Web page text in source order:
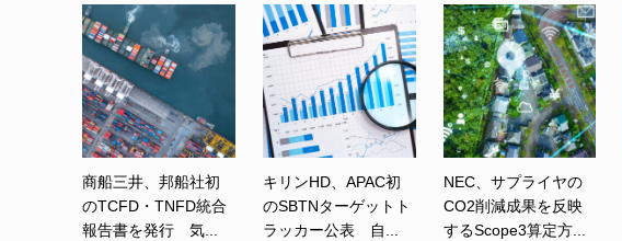
商船三井、邦船社初
のTCFD・TNFD統合
報告書を発行 気...
キリンHD、APAC初
のSBTNターゲットト
ラッカー公表 自...
NEC、サプライヤの
CO2削減成果を反映
するScope3算定方...